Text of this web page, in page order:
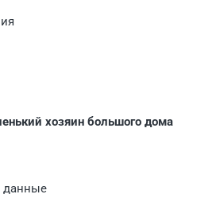
хозяин большого дома
данные